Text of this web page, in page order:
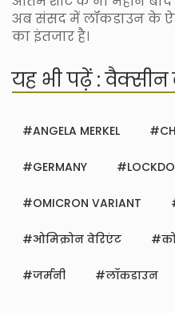
अब संसद में लॉकडाउन के
का इंतजार है।
यह भी पढ़ें : वैक्सीन
ANGELA MERKEL
GERMANY
OMICRON VARIANT
ओमिक्रोन वेरिएंट
जर्मनी लॉकडाउन